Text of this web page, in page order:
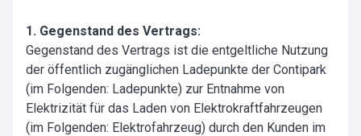
1. Gegenstand des Vertrags:
Gegenstand des Vertrags ist die entgeltliche Nutzung
der öffentlich zugänglichen Ladepunkte der Contipark
(im Folgenden: Ladepunkte) zur Entnahme von
Elektrizität für das Laden von Elektrokraftfahrzeugen
(im Folgenden: Elektrofahrzeug) durch den Kunden im